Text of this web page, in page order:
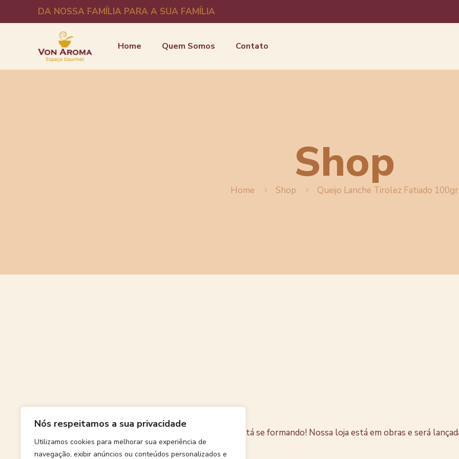
Nós respeitamos a sua privacidade
Utilizamos cookies para melhorar sua experiência de
navegação, exibir anúncios ou conteúdos personalizados e
DA NOSSA FAMÍLIA PARA A SUA FAMÍLIA
Home Quem Somos Contato
Shop
Home Shop Queijo Lanche Tirolez Fatiado 100gr
Algo grande está se formando! Nossa loja está em obras e será